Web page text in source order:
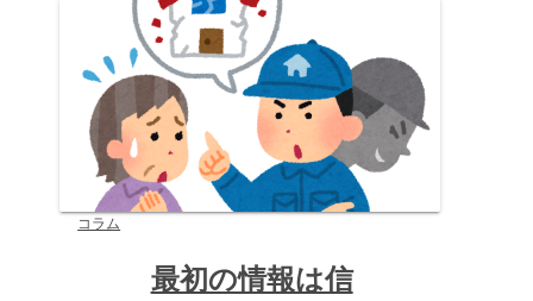
コラム
最初の情報は信